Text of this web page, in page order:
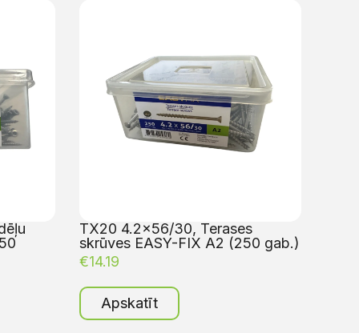
TX20 4.2×56/30, Terases
skrūves EASY-FIX A2 (250 gab.)
€14.19
Apskatīt